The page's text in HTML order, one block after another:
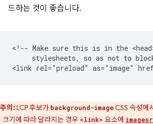
드하는 것이 좋습니다.
<!-- Make sure this is in the
stylesheets, so as not to
주의:LCP 후보가 background-imageCSS 속성에
크기에 따라 달라지는 경우 <link> 요소에